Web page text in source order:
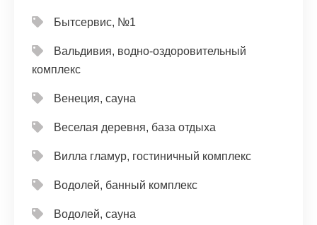
Бытсервис, №1
Вальдивия, водно-оздоровительный
комплекс
Венеция, сауна
Веселая деревня, база отдыха
Вилла гламур, гостиничный комплекс
Водолей, банный комплекс
Водолей, сауна